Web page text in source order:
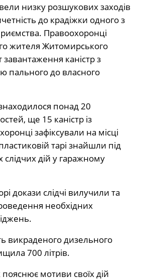
низку розшукових заходів
до крадіжки одного з
Правоохоронці
жителя Житомирського
каністр з
пального до власного
понад 20
ще 15 каністр із
зафіксували на місці
тарі знайшли під
слідчих дій у гаражному
докази слідчі вилучили та
необхідних
викраденого дизельного
700 літрів.
мотиви своїх дій